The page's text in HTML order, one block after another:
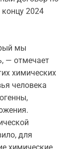
2024
мы
— отмечает
химических
человека
для